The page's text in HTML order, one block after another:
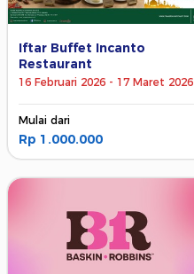
Iftar Buffet Incanto
Restaurant
16 Februari 2026 - 17 Maret 2026
Mulai dari
Rp 1.000.000